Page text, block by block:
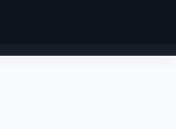
INICIAR SESIÓN